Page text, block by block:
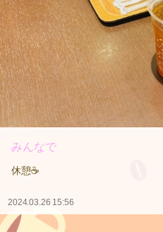
みんなで
休憩☕️
2024.03.26 15:56